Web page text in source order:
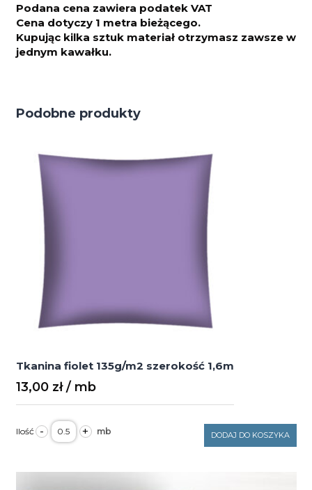
Podana cena zawiera podatek VAT
Cena dotyczy 1 metra bieżącego.
Kupując kilka sztuk materiał otrzymasz zawsze w
jednym kawałku.
Podobne produkty
Tkanina fiolet 135g/m2 szerokość 1,6m
13,00 zł
- ilość
Tkanina
fiolet
+ DODAJ DO KOSZYKA